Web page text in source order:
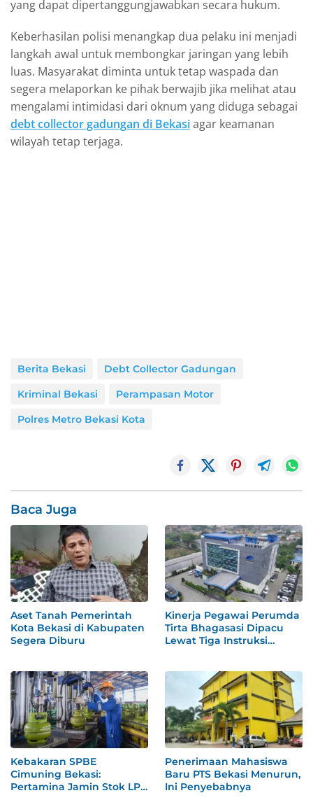
yang dapat dipertanggungjawabkan secara hukum.
Keberhasilan polisi menangkap dua pelaku ini menjadi
langkah awal untuk membongkar jaringan yang lebih
luas. Masyarakat diminta untuk tetap waspada dan
segera melaporkan ke pihak berwajib jika melihat atau
mengalami intimidasi dari oknum yang diduga sebagai
debt collector gadungan di Bekasiagar keamanan
wilayah tetap terjaga.
Berita Bekasi
Debt Collector Gadungan
Kriminal Bekasi
Perampasan Motor
Polres Metro Bekasi Kota
Baca Juga
Aset Tanah Pemerintah
Kota Bekasi di Kabupaten
Segera Diburu
Kinerja Pegawai Perumda
Tirta Bhagasasi Dipacu
Lewat Tiga Instruksi
Kebakaran SPBE
Cimuning Bekasi:
Pertamina Jamin Stok LPG
Penerimaan Mahasiswa
Baru PTS Bekasi Menurun,
Ini Penyebabnya